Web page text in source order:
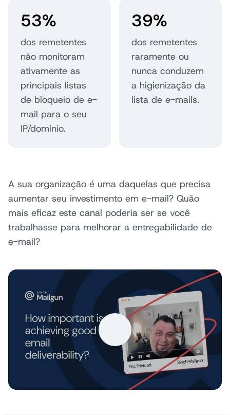
53%
dos remetentes
não monitoram
ativamente as
principais listas
de bloqueio de e-
mail para o seu
IP/domínio.
39%
dos remetentes
raramente ou
nunca conduzem
a higienização da
lista de e-mails.
A sua organização é uma daquelas que precisa
aumentar seu investimento em e-mail? Quão
mais eficaz este canal poderia ser se você
trabalhasse para melhorar a entregabilidade de
e-mail?